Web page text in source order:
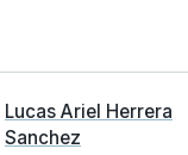
Lucas Ariel Herrera
Sanchez